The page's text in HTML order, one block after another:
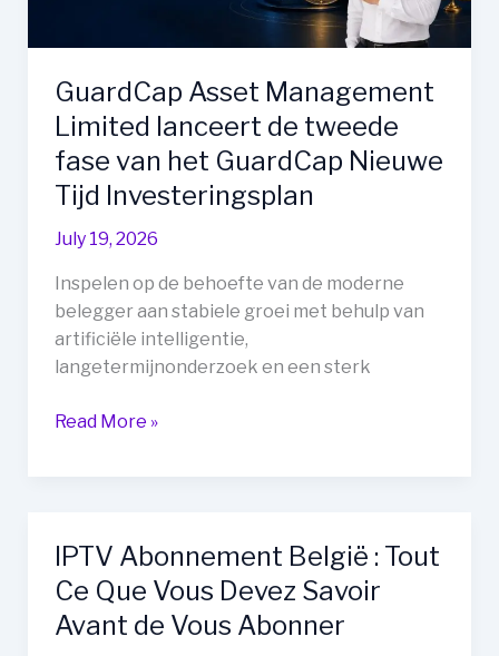
GuardCap Asset Management
Limited lanceert de tweede
fase van het GuardCap Nieuwe
Tijd Investeringsplan
July 19, 2026
Inspelen op de behoefte van de moderne
belegger aan stabiele groei met behulp van
artificiële intelligentie,
langetermijnonderzoek en een sterk
GuardCap
de
tweede
fase
Read More »
IPTV Abonnement België : Tout
Ce Que Vous Devez Savoir
Avant de Vous Abonner